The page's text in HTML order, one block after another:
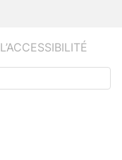
L’ACCESSIBILITÉ